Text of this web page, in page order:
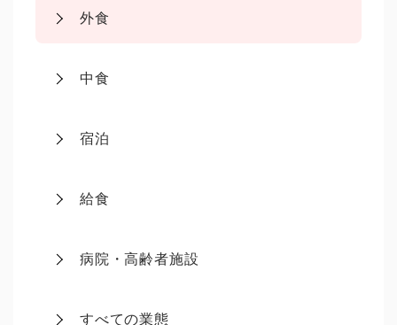
外食
中食
宿泊
給食
病院・高齢者施設
すべての業態